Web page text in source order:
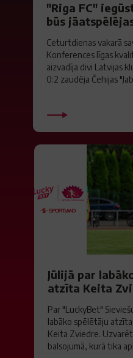
"Riga FC"
būs
Ceturtdienas vakarā
Konferences līgas
aizvadīja divi Latvijas
0:2 zaudēja Čehijas
Jūlijā par
atzīta Keita
Par "LuckyBet"
labāko spēlētāju
Keita Zviedre.
balsojumā, kurā tika